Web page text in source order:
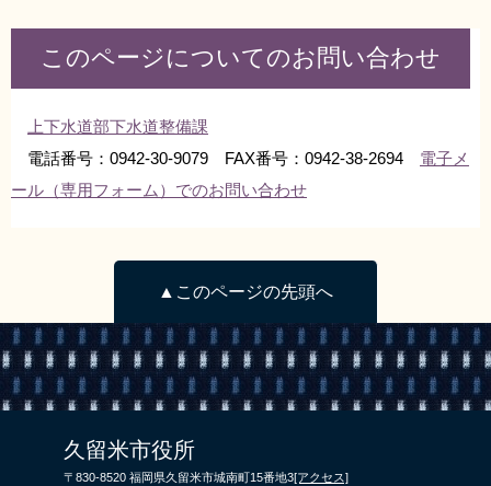
このページについてのお問い合わせ
上下水道部下水道整備課
電話番号：0942-30-9079 FAX番号：0942-38-2694 電子メ
ール（専用フォーム）でのお問い合わせ
▲このページの先頭へ
久留米市役所
〒830-8520 福岡県久留米市城南町15番地3[アクセス]